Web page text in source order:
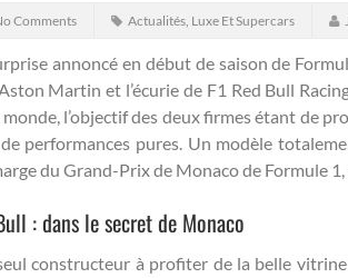
Comments Actualités, Luxe Et Supercars
annoncé en début de saison de
Martin et l’écurie de F1 Red Bull
l’objectif des deux firmes étant de
performances pures.Un modèle
du Grand-Prix de Monaco de Formule
: dans le secret de Monaco
constructeur à profiter de la belle